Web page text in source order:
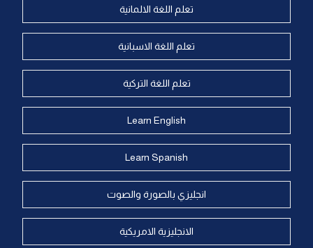
تعلم اللغة الالمانية
تعلم اللغة الاسبانية
تعلم اللغة التركية
Learn English
Learn Spanish
انجليزي بالصورة والصوت
الانجليزية الامريكية